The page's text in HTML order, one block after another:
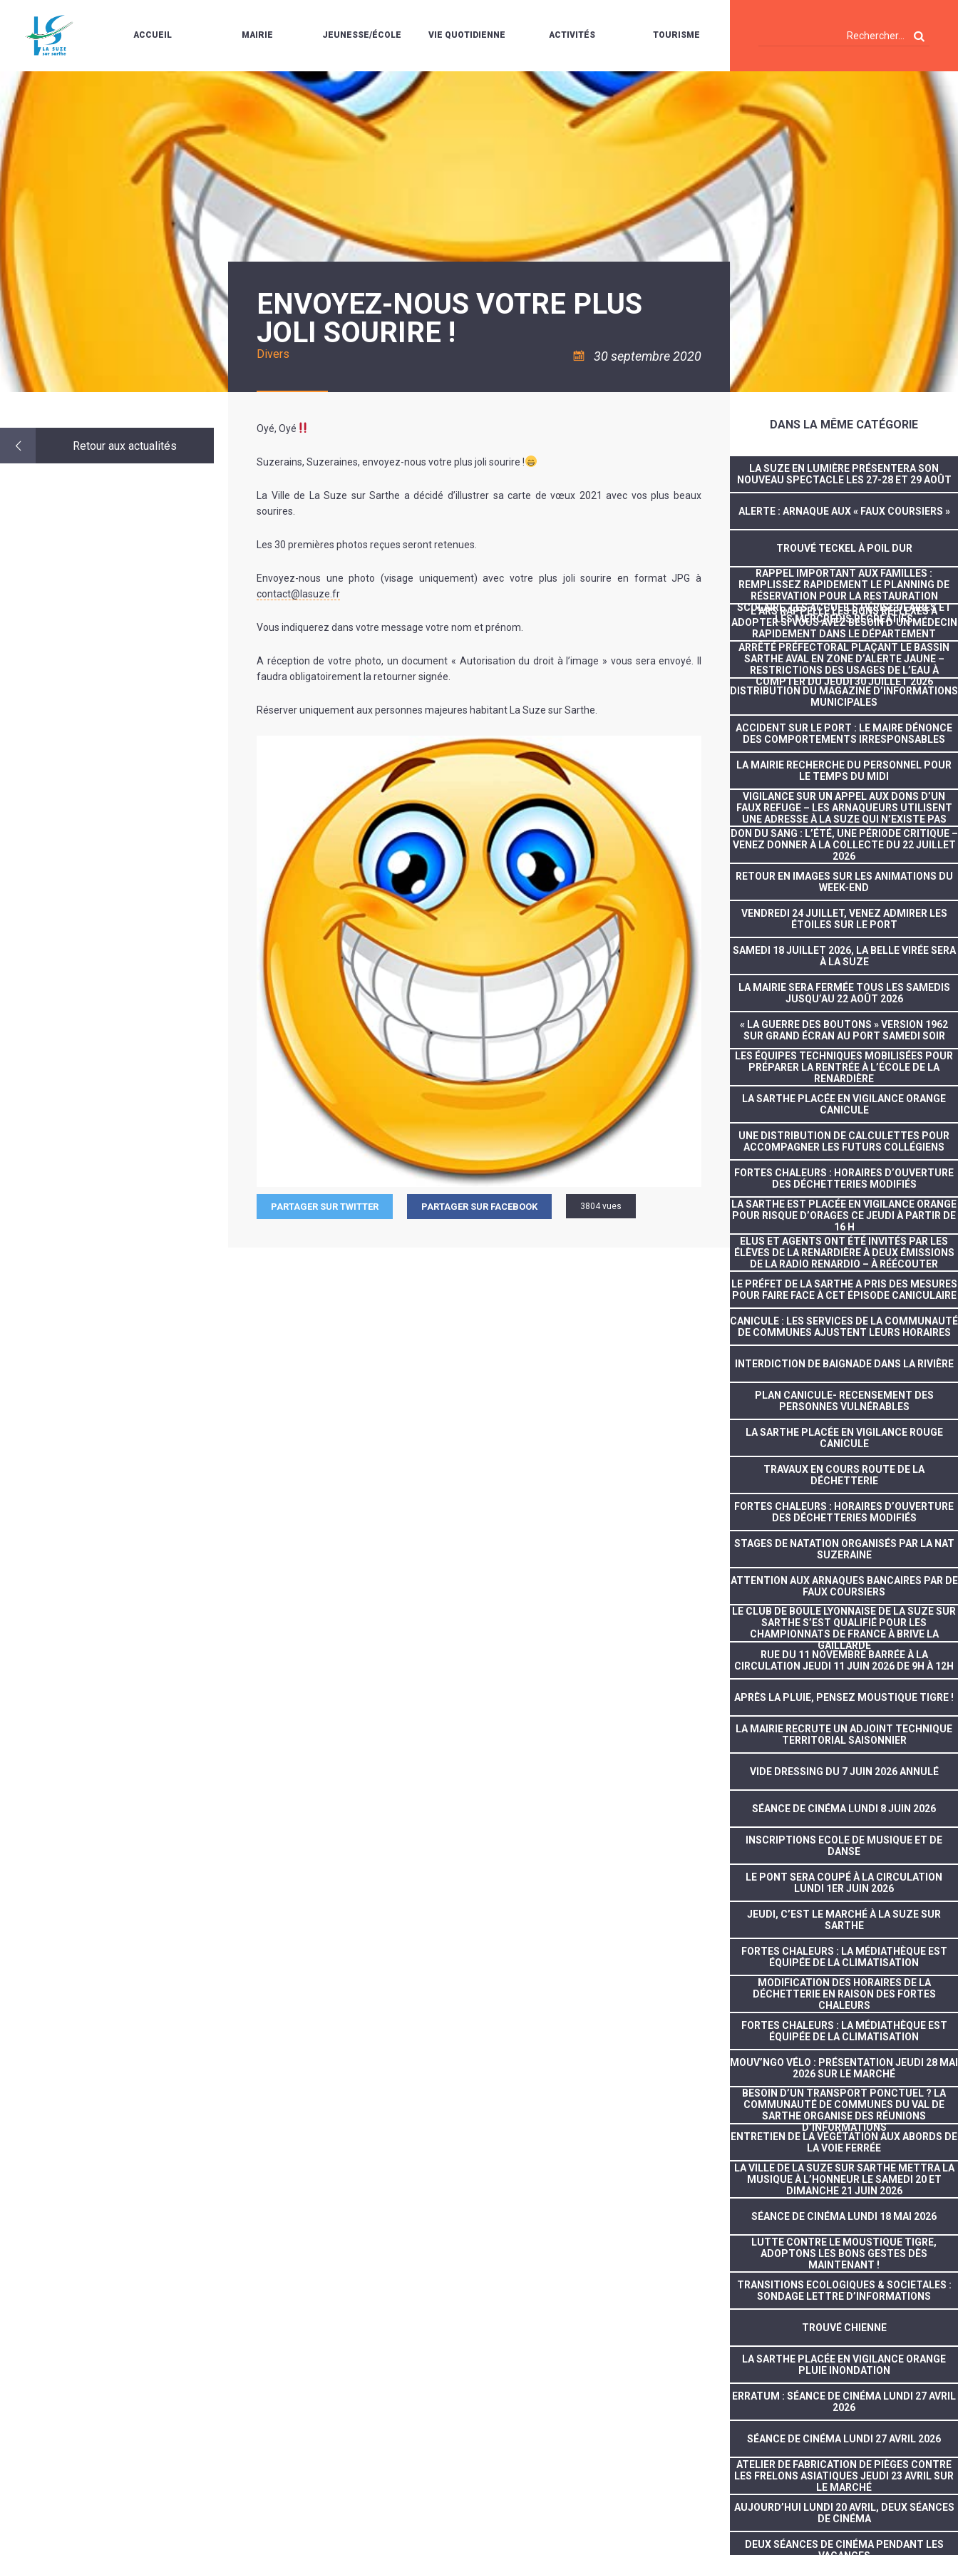
ACCUEIL
PROPOS
BULLETINS
LIGNE
MAIRIE
LES
HORAIRES
URBANISME/PLU
LIGNE
CARTES
D'IDENTITÉ-
PASSEPORTS
CMJ
RÉUNIONS
CONSEIL
MUNICIPAL
ARRÊTÉS
ET
DÉCISIONS
DU
MAIRE
MOT
DE
LA
MINORITÉ
JEUNESSE/ÉCOLE
L'ACCUEIL
DE
LOISIRS
LE
PÉRISCOLAIRE
RÉCRÉATIFS
ÉCOLES
/
LE
COLLÈGE
ESPACE
18
ANS
ASSOCIATION
LA
VIE QUOTIDIENNE
ESPACE
DE
RÉSIDENCE
AUTONOMIE
LE
POLICE
MUNICIPALE
/
RISQUES
ACTIVITÉS
LA
MÉDIATHÈQUE
L'ÉCOLE
COMMUNAUTAIRE
ASSOCIATIONS
TOURISME
LA
VOIE
VERTE
DÉCOUVERTES
LES
CAMPING-
CARS
TENTES
ET
CARAVANES
LA
HALTE
À
LA
Retour aux actualités
ENVOYEZ-NOUS VOTRE PLUS
JOLI SOURIRE !
Divers 30 septembre 2020
Oyé, Oyé
Suzerains, Suzeraines, envoyez-nous votre plus joli sourire !
La Ville de La Suze sur Sarthe a décidé d’illustrer sa carte de vœux 2021 avec vos plus beaux
sourires.
Les 30 premières photos reçues seront retenues.
Envoyez-nous une photo (visage uniquement) avec votre plus joli sourire en format JPG à
contact@lasuze.fr
Vous indiquerez dans votre message votre nom et prénom.
A réception de votre photo, un document « Autorisation du droit à l’image » vous sera envoyé. Il
faudra obligatoirement la retourner signée.
Réserver uniquement aux personnes majeures habitant La Suze sur Sarthe.
PARTAGER SUR TWITTER PARTAGER SUR FACEBOOK 3804 vues
DANS LA MÊME CATÉGORIE
LA SUZE EN LUMIÈRE PRÉSENTERA SON
NOUVEAU SPECTACLE LES 27-28 ET 29 AOÛT
ALERTE : ARNAQUE AUX « FAUX COURSIERS »
TROUVÉ TECKEL À POIL DUR
RAPPEL IMPORTANT AUX FAMILLES :
REMPLISSEZ RAPIDEMENT LE PLANNING DE
RÉSERVATION POUR LA RESTAURATION
SCOLAIRE, LES ACCUEILS PÉRISCOLAIRES ET
LES MERCREDIS RÉCRÉATIFS
L’ARS RAPPELLE LES BONS RÉFLEXES À
ADOPTER SI VOUS AVEZ BESOIN D’UN MÉDECIN
RAPIDEMENT DANS LE DÉPARTEMENT
ARRÊTÉ PRÉFECTORAL PLAÇANT LE BASSIN
SARTHE AVAL EN ZONE D’ALERTE JAUNE –
RESTRICTIONS DES USAGES DE L’EAU À
COMPTER DU JEUDI 30 JUILLET 2026
DISTRIBUTION DU MAGAZINE D’INFORMATIONS
MUNICIPALES
ACCIDENT SUR LE PORT : LE MAIRE DÉNONCE
DES COMPORTEMENTS IRRESPONSABLES
LA MAIRIE RECHERCHE DU PERSONNEL POUR
LE TEMPS DU MIDI
VIGILANCE SUR UN APPEL AUX DONS D’UN
FAUX REFUGE – LES ARNAQUEURS UTILISENT
UNE ADRESSE À LA SUZE QUI N’EXISTE PAS
DON DU SANG : L’ÉTÉ, UNE PÉRIODE CRITIQUE –
VENEZ DONNER À LA COLLECTE DU 22 JUILLET
2026
RETOUR EN IMAGES SUR LES ANIMATIONS DU
WEEK-END
VENDREDI 24 JUILLET, VENEZ ADMIRER LES
ÉTOILES SUR LE PORT
SAMEDI 18 JUILLET 2026, LA BELLE VIRÉE SERA
À LA SUZE
LA MAIRIE SERA FERMÉE TOUS LES SAMEDIS
JUSQU’AU 22 AOÛT 2026
« LA GUERRE DES BOUTONS » VERSION 1962
SUR GRAND ÉCRAN AU PORT SAMEDI SOIR
LES ÉQUIPES TECHNIQUES MOBILISÉES POUR
PRÉPARER LA RENTRÉE À L’ÉCOLE DE LA
RENARDIÈRE
LA SARTHE PLACÉE EN VIGILANCE ORANGE
CANICULE
UNE DISTRIBUTION DE CALCULETTES POUR
ACCOMPAGNER LES FUTURS COLLÉGIENS
FORTES CHALEURS : HORAIRES D’OUVERTURE
DES DÉCHETTERIES MODIFIÉS
LA SARTHE EST PLACÉE EN VIGILANCE ORANGE
POUR RISQUE D’ORAGES CE JEUDI À PARTIR DE
16 H
ELUS ET AGENTS ONT ÉTÉ INVITÉS PAR LES
ÉLÈVES DE LA RENARDIÈRE À DEUX ÉMISSIONS
DE LA RADIO RENARDIO – À RÉÉCOUTER
LE PRÉFET DE LA SARTHE A PRIS DES MESURES
POUR FAIRE FACE À CET ÉPISODE CANICULAIRE
CANICULE : LES SERVICES DE LA COMMUNAUTÉ
DE COMMUNES AJUSTENT LEURS HORAIRES
INTERDICTION DE BAIGNADE DANS LA RIVIÈRE
PLAN CANICULE- RECENSEMENT DES
PERSONNES VULNÉRABLES
LA SARTHE PLACÉE EN VIGILANCE ROUGE
CANICULE
TRAVAUX EN COURS ROUTE DE LA
DÉCHETTERIE
FORTES CHALEURS : HORAIRES D’OUVERTURE
DES DÉCHETTERIES MODIFIÉS
STAGES DE NATATION ORGANISÉS PAR LA NAT
SUZERAINE
ATTENTION AUX ARNAQUES BANCAIRES PAR DE
FAUX COURSIERS
LE CLUB DE BOULE LYONNAISE DE LA SUZE SUR
SARTHE S’EST QUALIFIÉ POUR LES
CHAMPIONNATS DE FRANCE À BRIVE LA
GAILLARDE
RUE DU 11 NOVEMBRE BARRÉE À LA
CIRCULATION JEUDI 11 JUIN 2026 DE 9H À 12H
APRÈS LA PLUIE, PENSEZ MOUSTIQUE TIGRE !
LA MAIRIE RECRUTE UN ADJOINT TECHNIQUE
TERRITORIAL SAISONNIER
VIDE DRESSING DU 7 JUIN 2026 ANNULÉ
SÉANCE DE CINÉMA LUNDI 8 JUIN 2026
INSCRIPTIONS ECOLE DE MUSIQUE ET DE
DANSE
LE PONT SERA COUPÉ À LA CIRCULATION
LUNDI 1ER JUIN 2026
JEUDI, C’EST LE MARCHÉ À LA SUZE SUR
SARTHE
FORTES CHALEURS : LA MÉDIATHÈQUE EST
ÉQUIPÉE DE LA CLIMATISATION
MODIFICATION DES HORAIRES DE LA
DÉCHETTERIE EN RAISON DES FORTES
CHALEURS
FORTES CHALEURS : LA MÉDIATHÈQUE EST
ÉQUIPÉE DE LA CLIMATISATION
MOUV’NGO VÉLO : PRÉSENTATION JEUDI 28 MAI
2026 SUR LE MARCHÉ
BESOIN D’UN TRANSPORT PONCTUEL ? LA
COMMUNAUTÉ DE COMMUNES DU VAL DE
SARTHE ORGANISE DES RÉUNIONS
D’INFORMATIONS
ENTRETIEN DE LA VÉGÉTATION AUX ABORDS DE
LA VOIE FERRÉE
LA VILLE DE LA SUZE SUR SARTHE METTRA LA
MUSIQUE À L’HONNEUR LE SAMEDI 20 ET
DIMANCHE 21 JUIN 2026
SÉANCE DE CINÉMA LUNDI 18 MAI 2026
LUTTE CONTRE LE MOUSTIQUE TIGRE,
ADOPTONS LES BONS GESTES DÈS
MAINTENANT !
TRANSITIONS ECOLOGIQUES & SOCIETALES :
SONDAGE LETTRE D’INFORMATIONS
TROUVÉ CHIENNE
LA SARTHE PLACÉE EN VIGILANCE ORANGE
PLUIE INONDATION
ERRATUM : SÉANCE DE CINÉMA LUNDI 27 AVRIL
2026
SÉANCE DE CINÉMA LUNDI 27 AVRIL 2026
ATELIER DE FABRICATION DE PIÈGES CONTRE
LES FRELONS ASIATIQUES JEUDI 23 AVRIL SUR
LE MARCHÉ
AUJOURD’HUI LUNDI 20 AVRIL, DEUX SÉANCES
DE CINÉMA
DEUX SÉANCES DE CINÉMA PENDANT LES